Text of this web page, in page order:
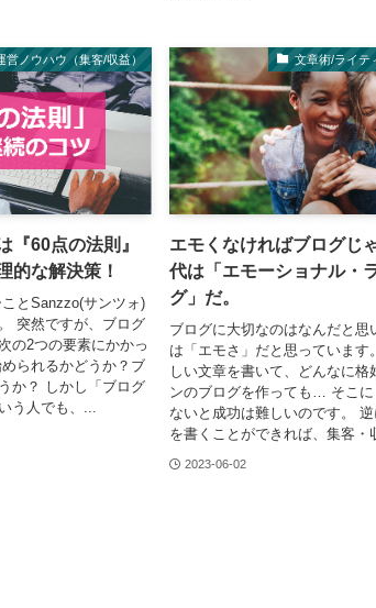
営ノウハウ（集客/収益）
『60点の法則』
的な解決策！
とSanzzo(サンツォ)
突然ですが、ブログ
の2つの要素にかかっ
られるかどうか？ブ
か？ しかし「ブログ
う人でも、...
文章術/ライテ
エモくなければブログじ
代は「エモーショナル・
グ」だ。
ブログに大切なのはなんだと思
は「エモさ」だと思っています
しい文章を書いて、どんなに格
ンのブログを作っても… そこ
ないと成功は難しいのです。
を書くことができれば、集客・
2023-06-02